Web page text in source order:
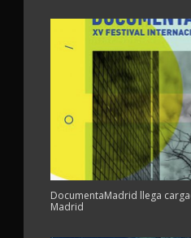
DocumentaMadrid llega
Madrid